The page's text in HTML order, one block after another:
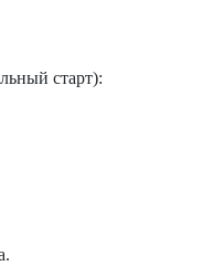
старт):